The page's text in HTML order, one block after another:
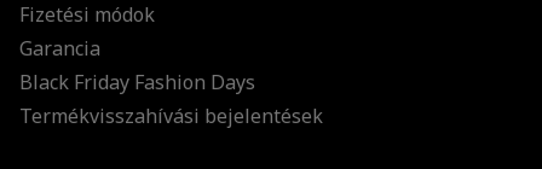
Fizetési módok
Garancia
Black Friday Fashion Days
Termékvisszahívási bejelentések